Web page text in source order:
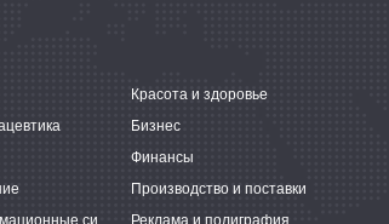
Красота и здоровье
Бизнес
Финансы
Производство и поставки
Реклама и полиграфия